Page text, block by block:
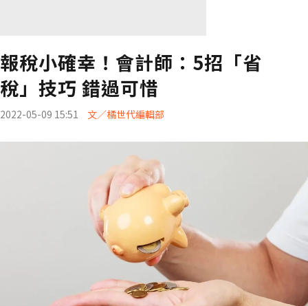
報稅小確幸！會計師：5招「省
稅」技巧 錯過可惜
2022-05-09 15:51 文／橘世代編輯部